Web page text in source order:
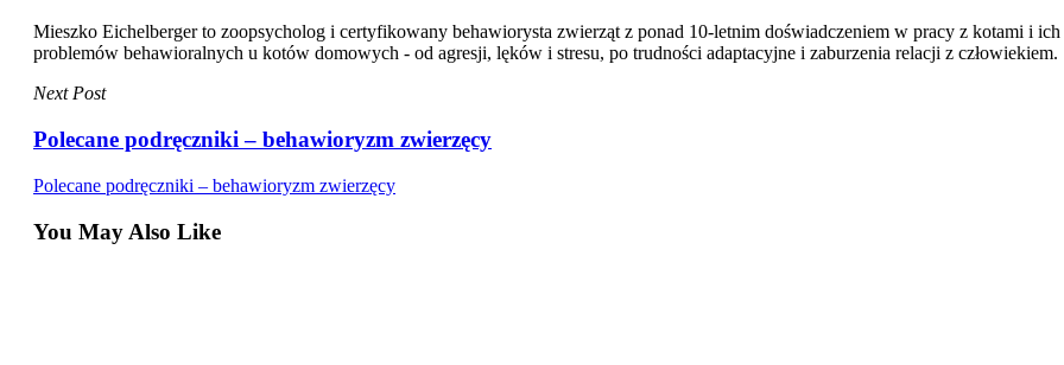
Mieszko Eichelberger to zoopsycholog i certyfikowany behawiorysta zwierząt z ponad 10-letnim doświadczeniem w pracy z kotami i
problemów behawioralnych u kotów domowych - od agresji, lęków i stresu, po trudności adaptacyjne i zaburzenia relacji z człowiekiem.
Next Post
Polecane podręczniki – behawioryzm zwierzęcy
Polecane podręczniki – behawioryzm zwierzęcy
You May Also Like